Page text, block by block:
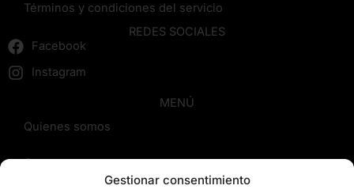
Gestionar consentimiento
Términos y condiciones del servicio
REDES SOCIALES
Facebook
Instagram
MENÚ
Quienes somos
Cursos